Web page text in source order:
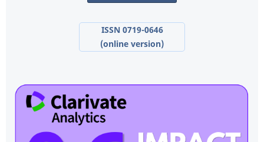
ISSN 0719-0646
(online version)